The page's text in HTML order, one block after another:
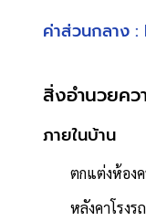
ห้องอเนกประสง
- พื้นที่ใช้สอย 182
- น้ำประปา ไฟฟ้
- ค่าใช้จ่ายส่วน
**จุดเด่นโครงก
ค่าส่วนกลาง
สิ่งอำนวยคว
ภายในบ้าน
ตกแต่งห้อง
หลังคาโรงรถ